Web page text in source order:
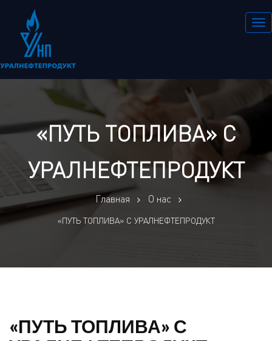
«ПУТЬ ТОПЛИВА» С
УРАЛНЕФТЕПРОДУКТ
Главная О нас
«ПУТЬ ТОПЛИВА» С УРАЛНЕФТЕПРОДУКТ
«ПУТЬ ТОПЛИВА» С